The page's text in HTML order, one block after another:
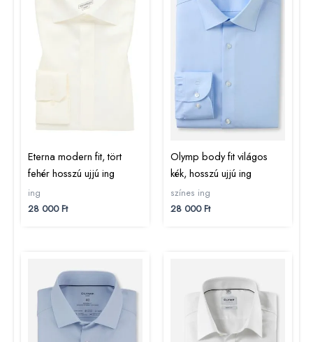
Eterna modern fit, tört
fehér hosszú ujjú ing
ing
28 000Ft
Olymp body fit világos
kék, hosszú ujjú ing
színes ing
28 000Ft